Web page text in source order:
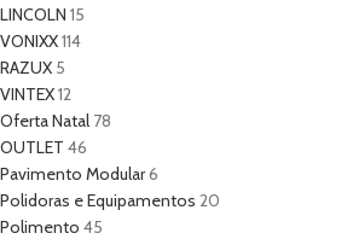
LINCOLN 15
VONIXX114
RAZUX 5
VINTEX12
Oferta Natal 78
OUTLET 46
Pavimento Modular6
Polidoras e Equipamentos 20
Polimento 45